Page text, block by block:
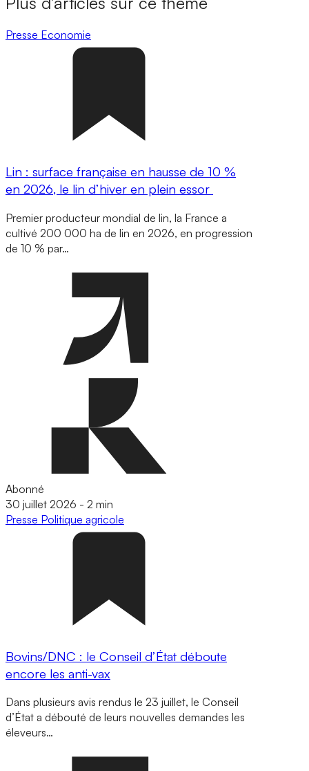
Presse Economie
Lin : surface française en hausse de 10 %
en 2026, le lin d’hiver en plein essor
Premier producteur mondial de lin, la France a
cultivé 200 000 ha de lin en 2026, en progression
de 10 % par…
Abonné
30 juillet 2026 - 2 min
Presse Politique agricole
Bovins/DNC : le Conseil d’État déboute
encore les anti-vax
Dans plusieurs avis rendus le 23 juillet, le Conseil
d’État a débouté de leurs nouvelles demandes les
éleveurs…